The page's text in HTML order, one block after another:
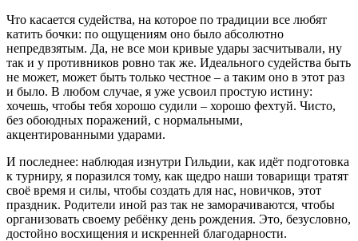
Что касается судейства, на которое по традиции все любят
катить бочки: по ощущениям оно было абсолютно
непредвзятым. Да, не все мои кривые удары засчитывали, ну
так и у противников ровно так же. Идеального судейства быть
не может, может быть только честное – а таким оно в этот раз
и было. В любом случае, я уже усвоил простую истину:
хочешь, чтобы тебя хорошо судили – хорошо фехтуй. Чисто,
без обоюдных поражений, с нормальными,
акцентированными ударами.
И последнее: наблюдая изнутри Гильдии, как идёт подготовка
к турниру, я поразился тому, как щедро наши товарищи тратят
своё время и силы, чтобы создать для нас, новичков, этот
праздник. Родители иной раз так не заморачиваются, чтобы
организовать своему ребёнку день рождения. Это, безусловно,
достойно восхищения и искренней благодарности.